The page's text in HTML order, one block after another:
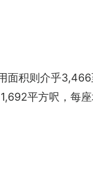
面积则介乎
平方呎，每座